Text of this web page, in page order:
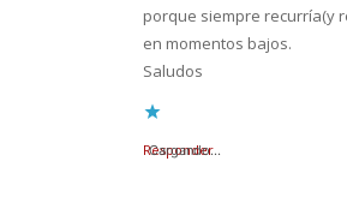
porque siempre recurría(y
en momentos bajos.
Saludos
Cargando...
Responder